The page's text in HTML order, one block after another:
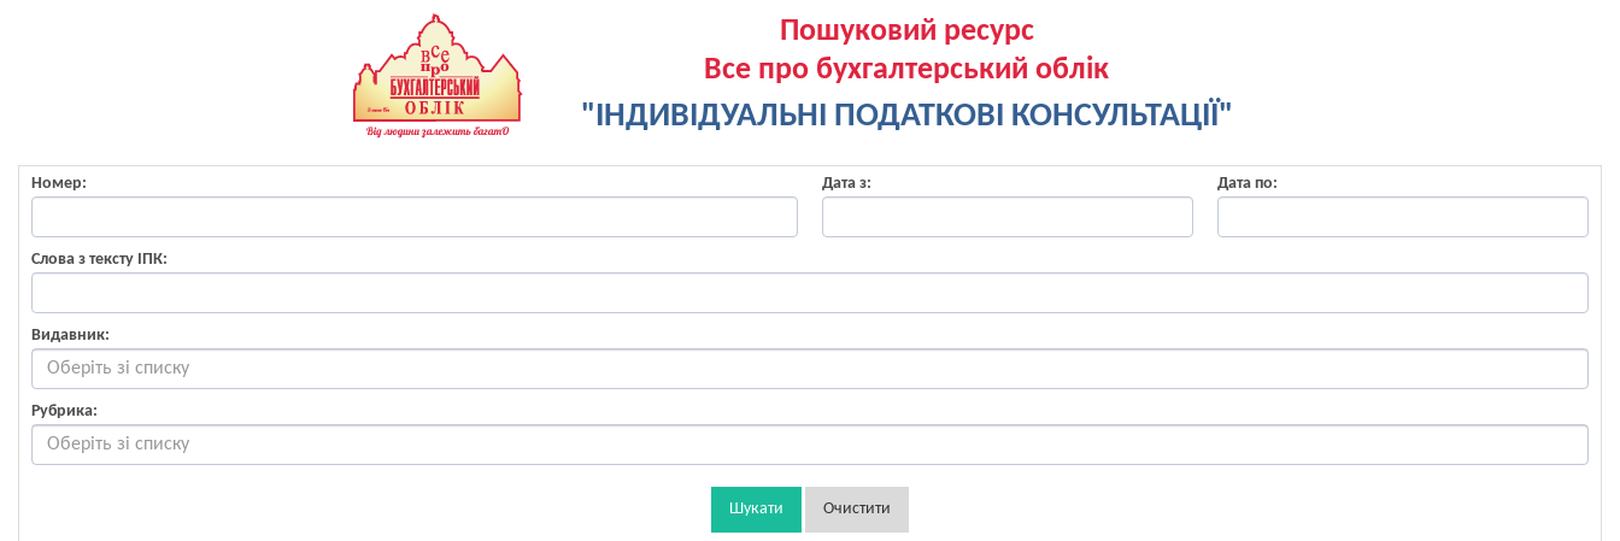
Пошуковий ресурс
Все про бухгалтерський облік
"ІНДИВІДУАЛЬНІ ПОДАТКОВІ КОНСУЛЬТАЦІЇ"
Номер: Дата з: Дата по:
Слова з тексту ІПК:
Видавник:
Рубрика:
Шукати Очистити